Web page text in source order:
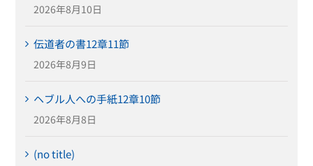
2026年8月10日
伝道者の書12章11節
2026年8月9日
ヘブル人への手紙12章10節
2026年8月8日
(no title)